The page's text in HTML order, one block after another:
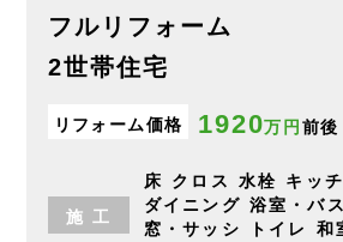
フルリフォーム
2世帯住宅
リフォーム価格 1920万円 前後
施 工
床 クロス 水栓 キッ
ダイニング 浴室・バス
窓・サッシ
トイレ 和